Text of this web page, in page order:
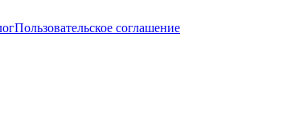
Пользовательское соглашение